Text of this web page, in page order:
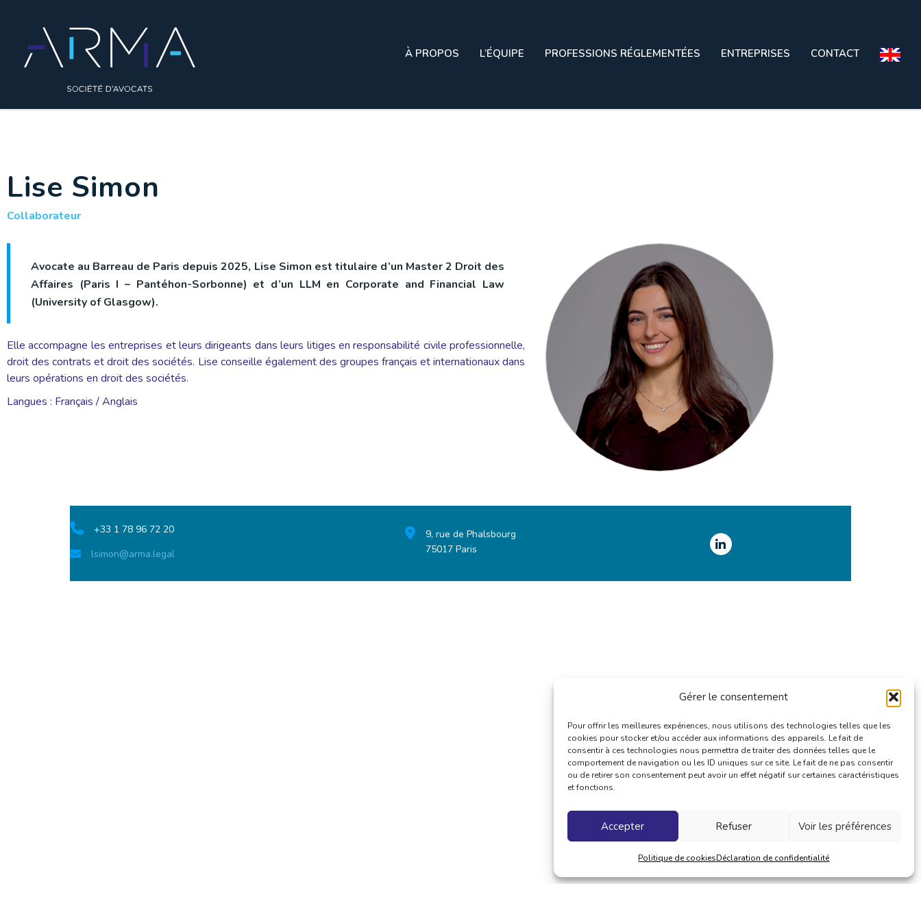
Gérer le consentement
Pour offrir les meilleures expériences, nous utilisons des technologies telles que les
cookies pour stocker et/ou accéder aux informations des appareils. Le fait de
consentir à ces technologies nous permettra de traiter des données telles que le
comportement de navigation ou les ID uniques sur ce site. Le fait de ne pas consentir
ou de retirer son consentement peut avoir un effet négatif sur certaines caractéristiques
et fonctions.
Accepter Refuser Voir les préférences
Politique de cookiesDéclaration de confidentialité
À PROPOS L’ÉQUIPE PROFESSIONS RÉGLEMENTÉES ENTREPRISES CONTACT
Lise Simon
Collaborateur
Avocate au Barreau de Paris depuis 2025, Lise Simon est titulaire d’un Master 2 Droit des
Affaires (Paris I – Pantéhon-Sorbonne) et d’un LLM en Corporate and Financial Law
(University of Glasgow).
Elle accompagne les entreprises et leurs dirigeants dans leurs litiges en responsabilité civile professionnelle,
droit des contrats et droit des sociétés. Lise conseille également des groupes français et internationaux dans
leurs opérations en droit des sociétés.
Langues : Français / Anglais
+33 1 78 96 72 20
lsimon@arma.legal
9, rue de Phalsbourg
75017 Paris